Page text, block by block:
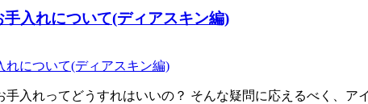
入れについて(ディアスキン編)
手入れってどうすれはいいの？ そんな疑問に応えるべく、